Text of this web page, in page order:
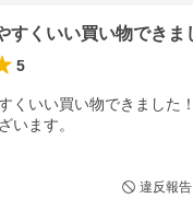
5
くいい買い物できました！
います。
違反報告